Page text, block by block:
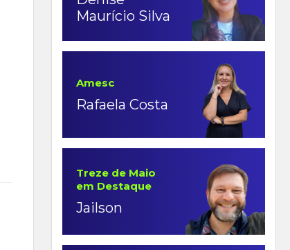
Maurício Silva
Amesc
Rafaela Costa
Treze de Maio
em Destaque
Jailson